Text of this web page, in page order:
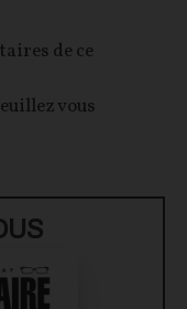
de ce
vous